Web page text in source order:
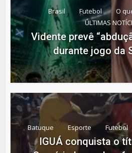
Brasil Futebol
O
ÚLTIMAS
Vidente prevê
durante jogo da
Batuque Esporte Futebol
IGUÁ conquista o